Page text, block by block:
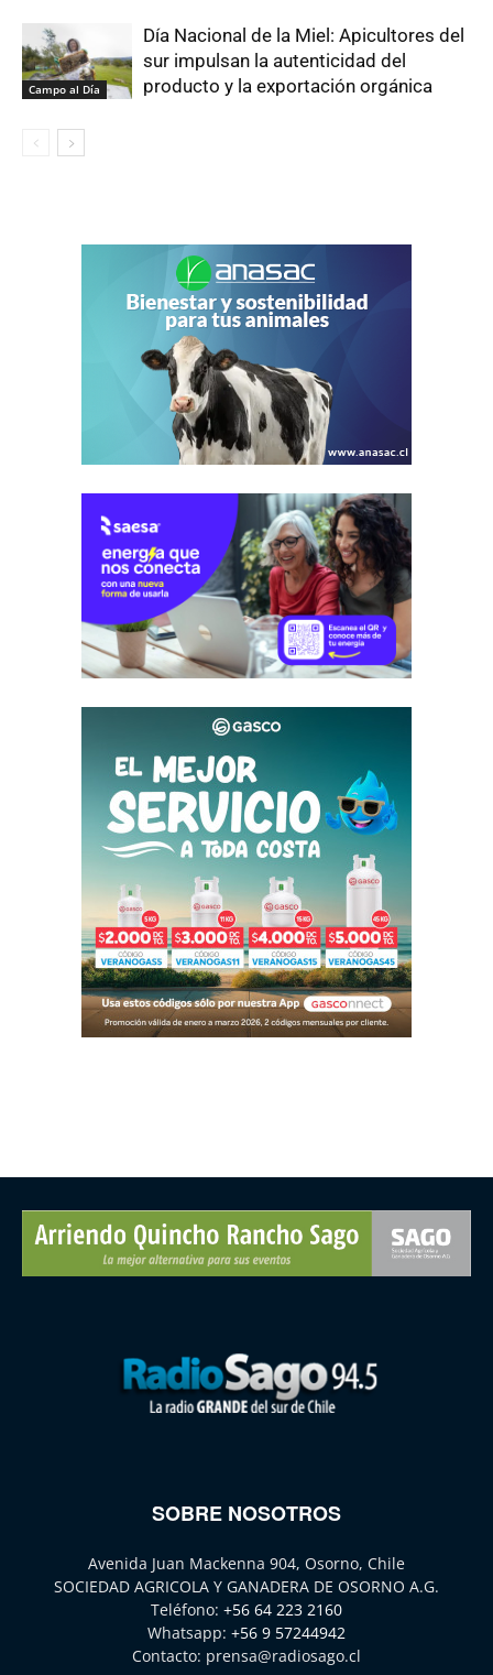
Campo al Día
Día Nacional de la Miel: Apicultores del
sur impulsan la autenticidad del
producto y la exportación orgánica
SOBRE NOSOTROS
Avenida Juan Mackenna 904, Osorno, Chile
SOCIEDAD AGRICOLA Y GANADERA DE OSORNO A.G.
Teléfono: +56 64 223 2160
Whatsapp: +56 9 57244942
Contacto: prensa@radiosago.cl